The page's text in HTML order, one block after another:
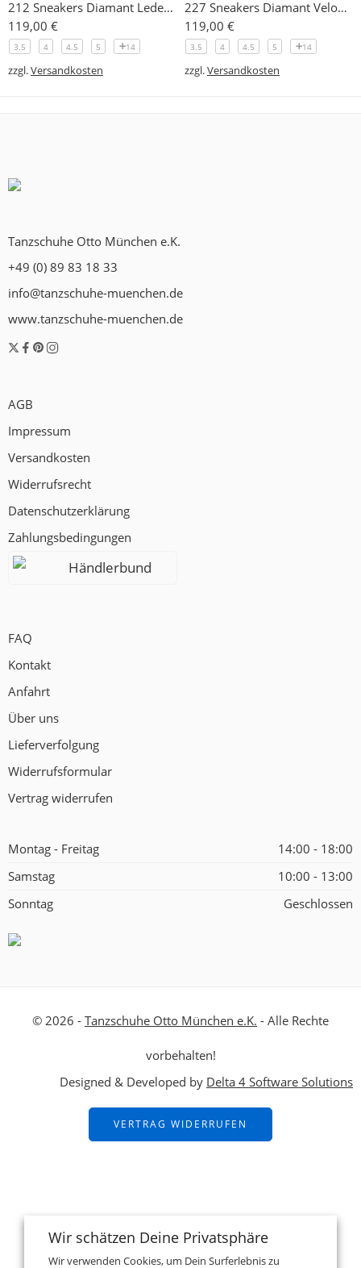
212 Sneakers Diamant Leder weiss, drehfreudige Kunststoffsohle
119,00 €
3.5 4 4.5 5 14
zzgl.Versandkosten
227 Sneakers Diamant Veloursleder hellgrau, drehfreudige Kunststoffsohle
119,00 €
3.5 4 4.5 5 14
zzgl.Versandkosten
Tanzschuhe Otto München e.K.
+49 (0) 89 83 18 33
info@tanzschuhe-muenchen.de
www.tanzschuhe-muenchen.de
AGB
Impressum
Versandkosten
Widerrufsrecht
Datenschutzerklärung
Zahlungsbedingungen
Händlerbund
FAQ
Kontakt
Anfahrt
Über uns
Lieferverfolgung
Widerrufsformular
Vertrag widerrufen
Montag - Freitag
14:00 - 18:00
Samstag
10:00 - 13:00
Sonntag
Geschlossen
© 2026 - Tanzschuhe Otto München e.K. - Alle Rechte
vorbehalten!
Designed & Developed by Delta 4 Software Solutions
VERTRAG WIDERRUFEN
Wir schätzen Deine Privatsphäre
Wir verwenden Cookies, um Dein Surferlebnis zu